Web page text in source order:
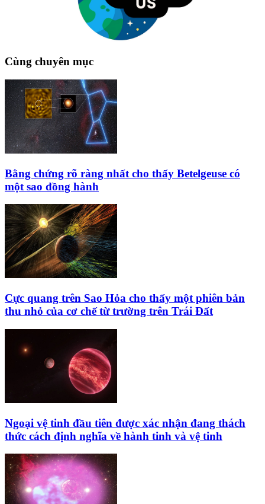
Cùng chuyên mục
Bằng chứng rõ ràng nhất cho thấy Betelgeuse có
một sao đồng hành
Cực quang trên Sao Hỏa cho thấy một phiên bản
thu nhỏ của cơ chế từ trường trên Trái Đất
Ngoại vệ tinh đầu tiên được xác nhận đang thách
thức cách định nghĩa về hành tinh và vệ tinh